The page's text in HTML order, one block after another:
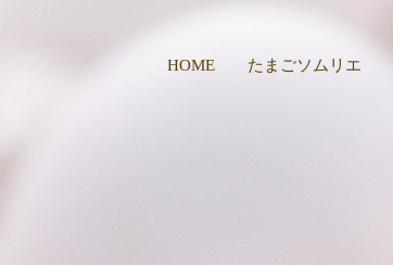
HOME たまごソムリエ